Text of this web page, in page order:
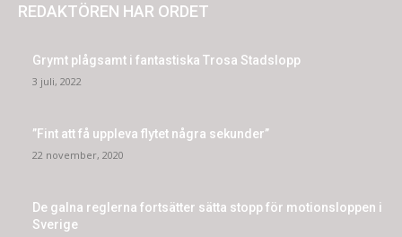
REDAKTÖREN HAR ORDET
Grymt plågsamt i fantastiska Trosa Stadslopp
3 juli, 2022
”Fint att få uppleva flytet några sekunder”
22 november, 2020
De galna reglerna fortsätter sätta stopp för motionsloppen i
Sverige